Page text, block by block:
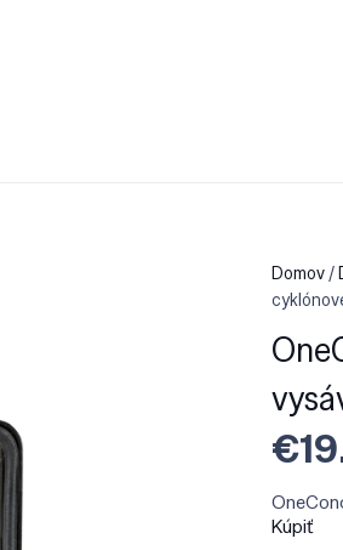
Domov/
€
Kúpiť